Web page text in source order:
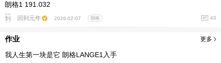
朗格1 191.032
回到元年 2026-02-07 朗格 43
作业 更多
我人生第一块是它 朗格LANGE1入手